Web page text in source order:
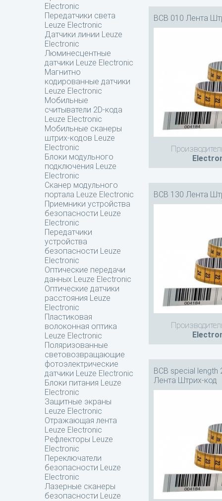
Electronic
Передатчики света
Leuze Electronic
Датчики линии Leuze
Electronic
Люминесцентные
датчики Leuze Electronic
Магнитно
кодированные датчики
Leuze Electronic
Мобильные
считыватели 2D-кода
Leuze Electronic
Мобильные сканеры
штрих-кодов Leuze
Electronic
Блоки модульного
подключения Leuze
Electronic
Сканер модульного
портала Leuze Electronic
Приемники устройства
безопасности Leuze
Electronic
Передатчики
устройства
безопасности Leuze
Electronic
Оптические передачи
данных Leuze Electronic
Оптические датчики
расстояния Leuze
Electronic
Пластиковая
волоконная оптика
Leuze Electronic
Поляризованные
световозвращающие
фотоэлектрические
датчики Leuze Electronic
Блоки питания Leuze
Electronic
Защитные экраны
Leuze Electronic
Отражающая лента
Leuze Electronic
Рефлекторы Leuze
Electronic
Переключатели
безопасности Leuze
Electronic
Лазерные сканеры
безопасности Leuze
BCB 010 Лента
BCB 130 Лента
BCB special length
Лента Штрих-код